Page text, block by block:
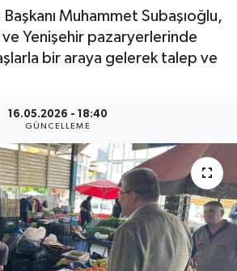
Muhammet Subaşıoğlu,
ve Yenişehir pazaryerlerinde
bir araya gelerek talep ve
16.05.2026 - 18:40
GÜNCELLEME